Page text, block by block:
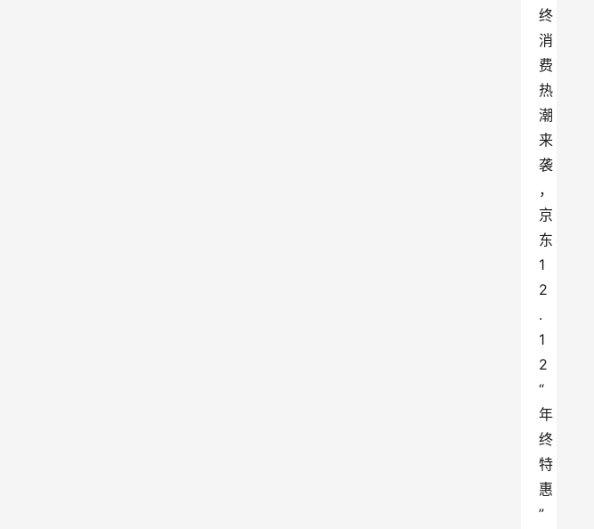
终
消
费
热
潮
来
袭
，
京
东
1
2
.
1
2
“
年
终
特
惠
”